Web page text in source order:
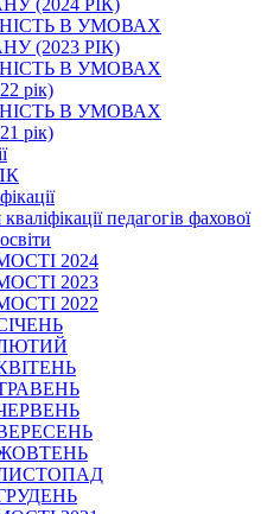
(2024 РІК)
В УМОВАХ
(2023 РІК)
В УМОВАХ
рік)
В УМОВАХ
рік)
педагогів фахової
2024
2023
2022